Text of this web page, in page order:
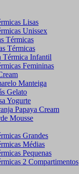
Lisas
Unissex
Térmicas
Térmicas
Térmica Infantil
Femininas
Manteiga
Gelato
Yogurte
Papaya Cream
Mousse
Grandes
Médias
Pequenas
2 Compartimentos